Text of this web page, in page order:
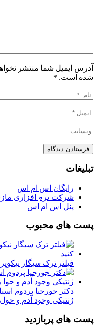
آدرس ایمیل شما منتشر
شده است. *
تبلیغات
رایگان اس ام اس
شرکت نرم افزاری
پنل اس ام اس
پست های محبوب
فیلتر ترک سیگار
دکتر جورجیا پردوم
ژنتیکی وجود آدم و حوا
پست های پربازدید